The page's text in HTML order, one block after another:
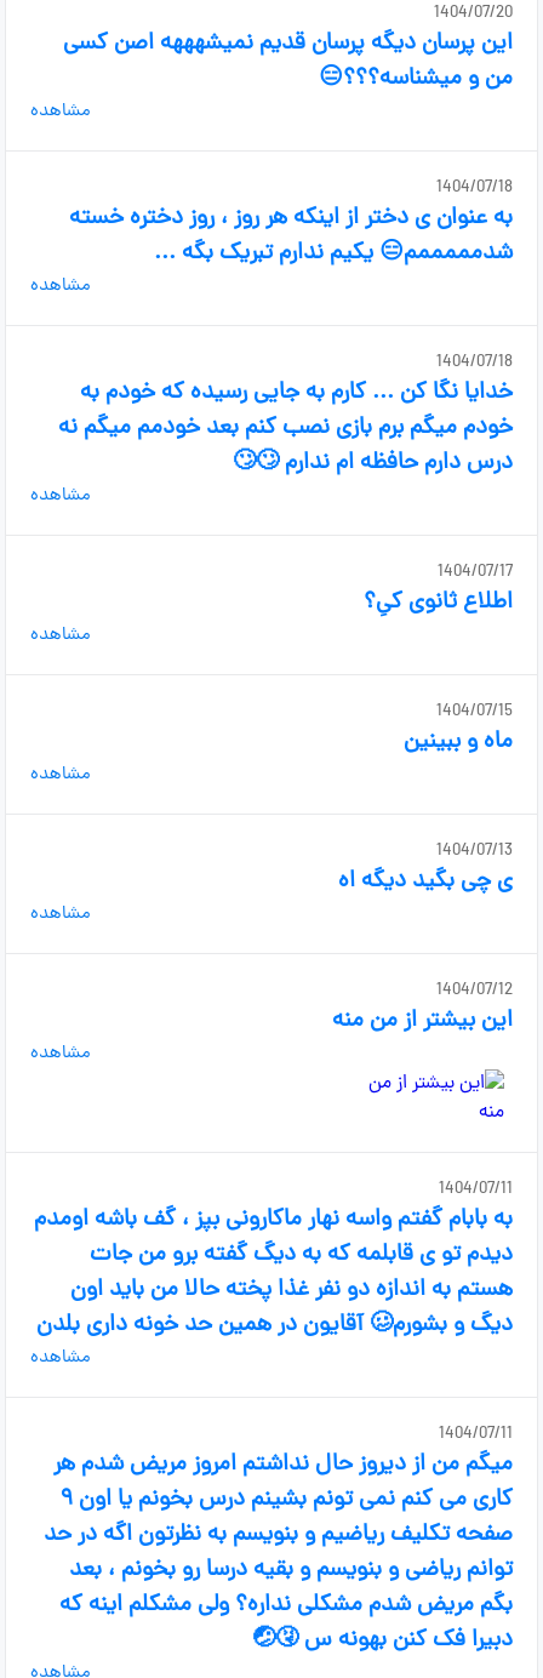
1404/07/20
این پرسان دیگه پرسان قدیم نمیشهههه اصن کسی
من و میشناسه؟؟؟😑
مشاهده
1404/07/18
به عنوان ی دختر از اینکه هر روز ، روز دختره خسته
شدمممممم😑 یکیم ندارم تبریک بگه ...
مشاهده
1404/07/18
خدایا نگا کن ... کارم به جایی رسیده که خودم به
خودم میگم برم بازی نصب کنم بعد خودمم میگم نه
درس دارم حافظه ام ندارم 🙄🙄
مشاهده
1404/07/17
اطلاع ثانوی کیِ؟
مشاهده
1404/07/15
ماه و ببینین
مشاهده
1404/07/13
ی چی بگید دیگه اه
مشاهده
1404/07/12
این بیشتر از من منه
مشاهده
1404/07/11
به بابام گفتم واسه نهار ماکارونی بپز ، گف باشه اومدم
دیدم تو ی قابلمه که به دیگ گفته برو من جات
هستم به اندازه دو نفر غذا پخته حالا من باید اون
دیگ و بشورم🥴 آقایون در همین حد خونه داری بلدن
مشاهده
1404/07/11
میگم من از دیروز حال نداشتم امروز مریض شدم هر
کاری می کنم نمی تونم بشینم درس بخونم یا اون ۹
صفحه تکلیف ریاضیم و بنویسم به نظرتون اگه در حد
توانم ریاضی و بنویسم و بقیه درسا رو بخونم ، بعد
بگم مریض شدم مشکلی نداره؟ ولی مشکلم اینه که
دبیرا فک کنن بهونه س 🤧🤕